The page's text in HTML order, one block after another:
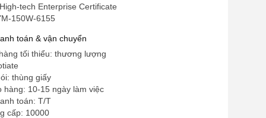
tech Enterprise Certificate
150W-6155
toán & vận chuyển
tối thiểu: thương lượng
thùng giấy
hàng: 10-15 ngày làm việc
toán: T/T
cấp: 10000